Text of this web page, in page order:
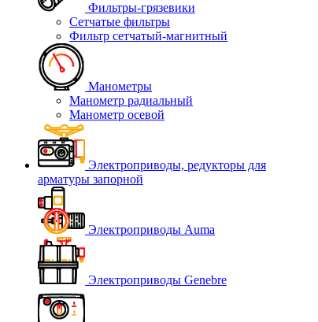
Фильтры-грязевики
Сетчатые фильтры
Фильтр сетчатый-магнитный
Манометры
Манометр радиальный
Манометр осевой
Электроприводы, редукторы для
арматуры запорной
Электроприводы Auma
Электроприводы Genebre